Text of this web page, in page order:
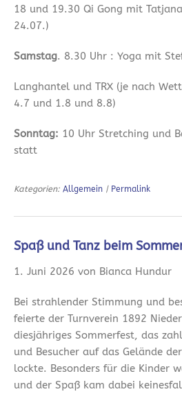
18 und 19.30 Qi Gong mit
24.07.)
Samstag. 8.30 Uhr : Yoga mit
Langhantel und TRX (je nach
4.7 und 1.8 und 8.8)
Sonntag: 10 Uhr Stretching und
statt
Kategorien: Allgemein | Permalink
Spaß und Tanz beim
1. Juni 2026 von Bianca Hundur
Bei strahlender Stimmung und
feierte der Turnverein 1892
diesjähriges Sommerfest, das
und Besucher auf das Gelände
lockte. Besonders für die Kinder
und der Spaß kam dabei